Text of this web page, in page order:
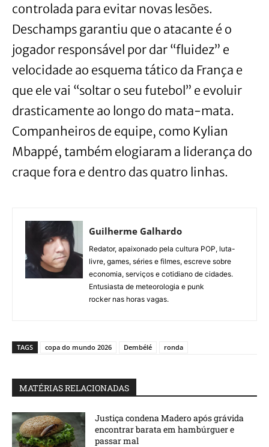
controlada para evitar novas lesões.
Deschamps garantiu que o atacante é o
jogador responsável por dar “fluidez” e
velocidade ao esquema tático da França e
que ele vai “soltar o seu futebol” e evoluir
drasticamente ao longo do mata-mata.
Companheiros de equipe, como Kylian
Mbappé, também elogiaram a liderança do
craque fora e dentro das quatro linhas.
Guilherme Galhardo
Redator, apaixonado pela cultura POP, luta-
livre, games, séries e filmes, escreve sobre
economia, serviços e cotidiano de cidades.
Entusiasta de meteorologia e punk
rocker nas horas vagas.
TAGS copa do mundo 2026 Dembélé ronda
MATÉRIAS RELACIONADAS
Justiça condena Madero após grávida
encontrar barata em hambúrguer e
passar mal